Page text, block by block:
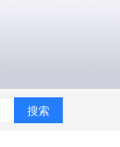
搜索